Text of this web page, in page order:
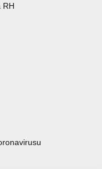
RH